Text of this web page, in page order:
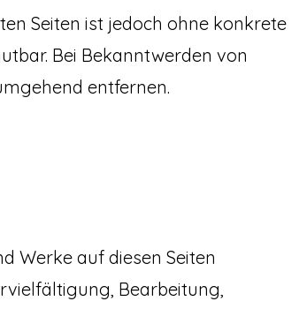
Seiten ist jedoch ohne konkrete
Bei Bekanntwerden von
entfernen.
Werke auf diesen Seiten
Bearbeitung,